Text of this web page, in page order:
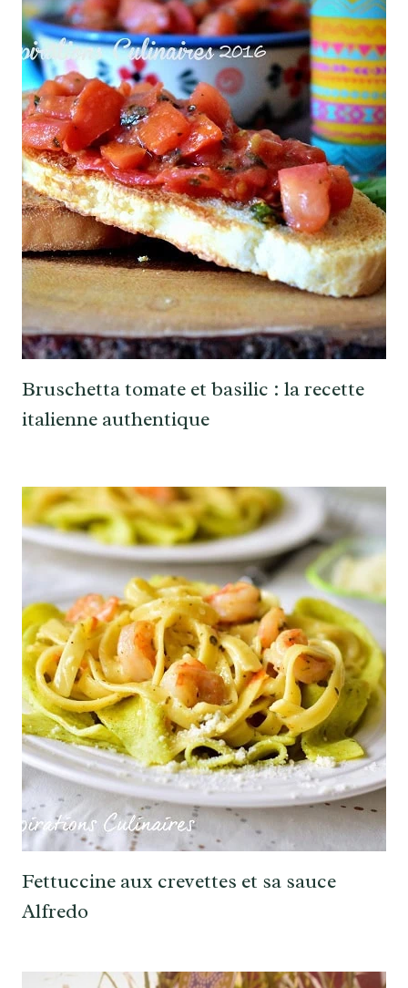
Bruschetta tomate et basilic : la recette
italienne authentique
Fettuccine aux crevettes et sa sauce
Alfredo